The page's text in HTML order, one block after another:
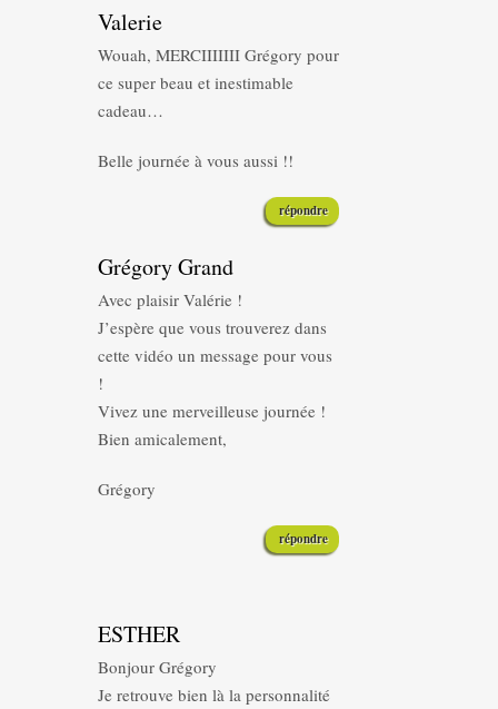
Valerie
Wouah, MERCIIIIIII Grégory pour
ce super beau et inestimable
cadeau…
Belle journée à vous aussi !!
répondre
Grégory Grand
Avec plaisir Valérie !
J’espère que vous trouverez dans
cette vidéo un message pour vous
!
Vivez une merveilleuse journée !
Bien amicalement,
Grégory
répondre
ESTHER
Bonjour Grégory
Je retrouve bien là la personnalité